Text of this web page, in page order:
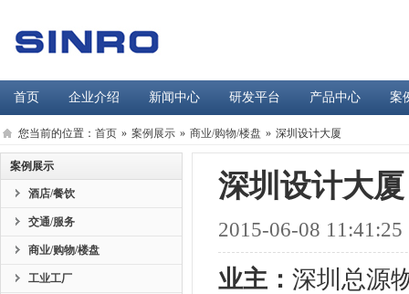
首页 企业介绍 新闻中心 研发平台 产品中心 案
您当前的位置： 首页 » 案例展示 » 商业/购物/楼盘 » 深圳设计大厦
案例展示
酒店/餐饮
交通/服务
商业/购物/楼盘
工业工厂
深圳设计大厦
2015-06-08 11:41:25
业主： 深圳总源